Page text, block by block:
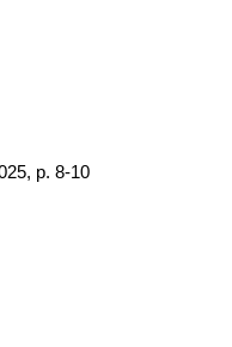
p. 8-10